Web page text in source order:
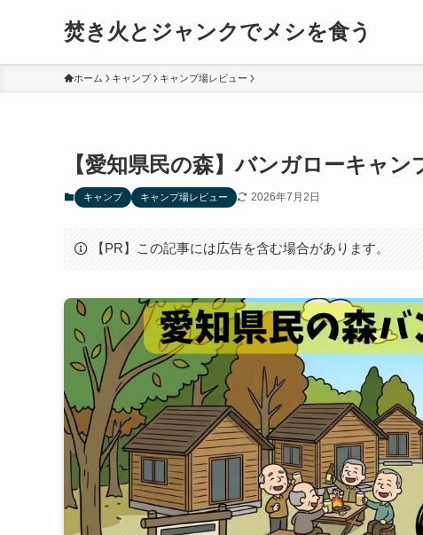
焚き火とジャンクでメシを食う
ホーム キャンプ キャンプ場レビュー
【愛知県民の森】バンガローキャ
キャンプ キャンプ場レビュー 2026年7月2日
【PR】この記事には広告を含む場合があります。